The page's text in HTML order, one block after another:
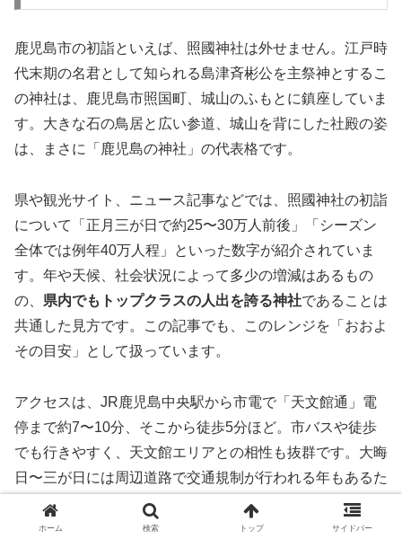
鹿児島市の初詣といえば、照國神社は外せません。江戸時
代末期の名君として知られる島津斉彬公を主祭神とするこ
の神社は、鹿児島市照国町、城山のふもとに鎮座していま
す。大きな石の鳥居と広い参道、城山を背にした社殿の姿
は、まさに「鹿児島の神社」の代表格です。
県や観光サイト、ニュース記事などでは、照國神社の初詣
について「正月三が日で約25〜30万人前後」「シーズン
全体では例年40万人程」といった数字が紹介されていま
す。年や天候、社会状況によって多少の増減はあるもの
の、 県内でもトップクラスの人出を誇る神社であることは
共通した見方です。この記事でも、このレンジを「おおよ
その目安」として扱っています。
アクセスは、JR鹿児島中央駅から市電で「天文館通」電
停まで約7〜10分、そこから徒歩5分ほど。市バスや徒歩
でも行きやすく、天文館エリアとの相性も抜群です。大晦
日〜三が日には周辺道路で交通規制が行われる年もあるた
最新の交通情報（市や警察、神社の案内）を事前にチ
ェックしておきましょう。
ホーム 検索 トップ サイドバー